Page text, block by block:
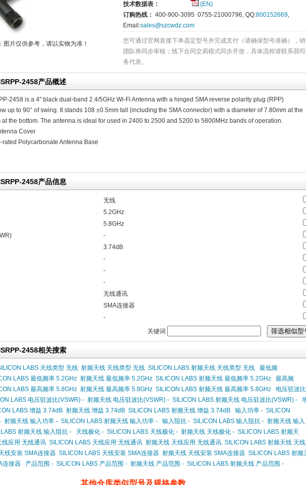
图片仅供参考，请以实物为准！
技术数据表：
(EN)
订购热线： 400-900-3095 0755-21000796, QQ:800152669,
Email:sales@szcwdz.com
您可通过官网直接下单选定型号并完成支付（请确保型号准确），
团队将同步审核；线下合同交易模式同步开放，具体流程请联系我
务代表。
2458产品概述
2458 is a 4" black dual-band 2.4/5GHz Wi-Fi Antenna with a hinged SMA reverse polarity plug (RPP)
up to 90° of swing. It stands 108 ±0.5mm tall (including the SMA connector) with a diameter of 7.80mm at the
at the bottom. The antenna is ideal for used in 2400 to 2500 and 5200 to 5800MHz bands of operation.
Cover
rated Polycarbonate Antenna Base
2458产品信息
无线
5.2GHz
5.8GHz
-
3.74dB
-
-
-
无线通讯
SMA连接器
-
关键词
2458相关搜索
LABS 天线类型 无线 射频天线 天线类型 无线 SILICON LABS 射频天线 天线类型 无线
最低频
LABS 最低频率 5.2GHz 射频天线 最低频率 5.2GHz SILICON LABS 射频天线 最低频率 5.2GHz
最高频
LABS 最高频率 5.8GHz 射频天线 最高频率 5.8GHz SILICON LABS 射频天线 最高频率 5.8GHz
电压驻波比
LABS 电压驻波比(VSWR) - 射频天线 电压驻波比(VSWR) - SILICON LABS 射频天线 电压驻波比(VSWR) -
LABS 增益 3.74dB 射频天线 增益 3.74dB SILICON LABS 射频天线 增益 3.74dB 输入功率 - SILICON
射频天线 输入功率 - SILICON LABS 射频天线 输入功率 - 输入阻抗 - SILICON LABS 输入阻抗 - 射频天线 输入
射频天线 输入阻抗 - 天线极化 - SILICON LABS 天线极化 - 射频天线 天线极化 - SILICON LABS 射频天
线应用 无线通讯 SILICON LABS 天线应用 无线通讯 射频天线 天线应用 无线通讯 SILICON LABS 射频天线 天线
线安装 SMA连接器 SILICON LABS 天线安装 SMA连接器 射频天线 天线安装 SMA连接器 SILICON LABS 射频
连接器
产品范围 - SILICON LABS 产品范围 - 射频天线 产品范围 - SILICON LABS 射频天线 产品范围 -
其他仓库类似型号及规格参数